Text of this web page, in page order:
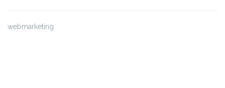
webmarketing